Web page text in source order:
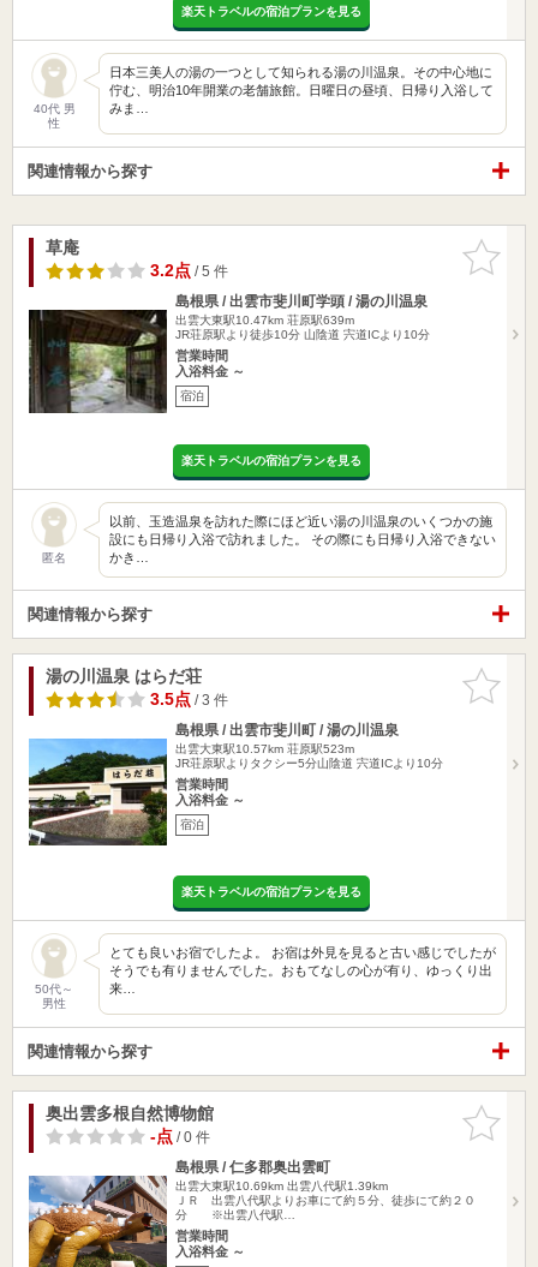
楽天トラベルの宿泊プランを見る
40代 男
性
日本三美人の湯の一つとして知られる湯の川温泉。その中心地に
佇む、明治10年開業の老舗旅館。日曜日の昼頃、日帰り入浴して
みま…
関連情報から探す
お気に入
りに追加
草庵
3.2点/ 5 件
島根県 / 出雲市斐川町学頭 / 湯の川温泉
出雲大東駅10.47km 荘原駅639m
JR荘原駅より徒歩10分 山陰道 宍道ICより10分
営業時間
入浴料金 ～
宿泊
楽天トラベルの宿泊プランを見る
匿名
以前、玉造温泉を訪れた際にほど近い湯の川温泉のいくつかの施
設にも日帰り入浴で訪れました。 その際にも日帰り入浴できない
かき…
関連情報から探す
お気に入
りに追加
湯の川温泉 はらだ荘
3.5点/ 3 件
島根県 / 出雲市斐川町 / 湯の川温泉
出雲大東駅10.57km 荘原駅523m
JR荘原駅よりタクシー5分山陰道 宍道ICより10分
営業時間
入浴料金 ～
宿泊
楽天トラベルの宿泊プランを見る
50代～
男性
とても良いお宿でしたよ。 お宿は外見を見ると古い感じでしたが
そうでも有りませんでした。おもてなしの心が有り、ゆっくり出
来…
関連情報から探す
お気に入
りに追加
奥出雲多根自然博物館
-点/ 0 件
島根県 / 仁多郡奥出雲町
出雲大東駅10.69km 出雲八代駅1.39km
ＪＲ 出雲八代駅よりお車にて約５分、徒歩にて約２０
分 ※出雲八代駅…
営業時間
入浴料金 ～